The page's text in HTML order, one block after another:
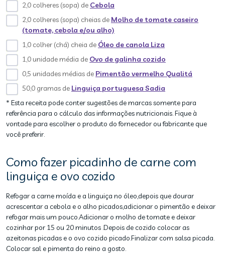
2,0 colheres (sopa) de Cebola
2,0 colheres (sopa) cheias de Molho de tomate caseiro
(tomate, cebola e/ou alho)
1,0 colher (chá) cheia de Óleo de canola Liza
1,0 unidade média de Ovo de galinha cozido
0,5 unidades médias de Pimentão vermelho Qualitá
50,0 gramas de Linguiça portuguesa Sadia
* Esta receita pode conter sugestões de marcas somente para
referência para o cálculo das informações nutricionais. Fique à
vontade para escolher o produto do fornecedor ou fabricante que
você preferir.
Como fazer picadinho de carne com
linguiça e ovo cozido
Refogar a carne moída e a linguiça no óleo,depois que dourar
acrescentar a cebola e o alho picados,adicionar o pimentão e deixar
refogar mais um pouco.Adicionar o molho de tomate e deixar
cozinhar por 15 ou 20 minutos .Depois de cozido colocar as
azeitonas picadas e o ovo cozido picado.Finalizar com salsa picada.
Colocar sal e pimenta do reino a gosto.